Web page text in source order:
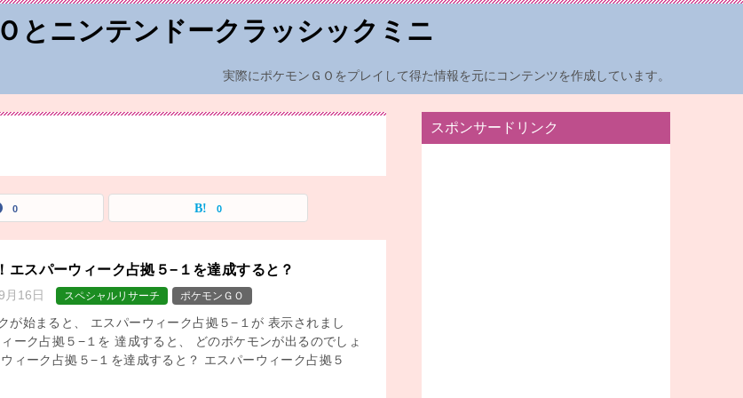
とニンテンドークラッシックミニ
実際にポケモンＧＯをプレイして得た情報を元にコンテンツを作成しています。
0 0
エスパーウィーク占拠５−１を達成すると？
月16日 スペシャルリサーチ ポケモンＧＯ
が始まると、 エスパーウィーク占拠５−１が 表示されまし
ーク占拠５−１を 達成すると、 どのポケモンが出るのでしょ
ィーク占拠５−１を達成すると？ エスパーウィーク占拠５
スポンサードリンク